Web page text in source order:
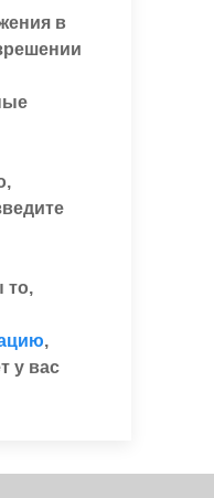
в
то,
,
у вас